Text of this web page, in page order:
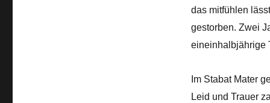
das mitfühlen
gestorben. Zwei
eineinhalbjährige
Im Stabat Mater
Leid und Trauer